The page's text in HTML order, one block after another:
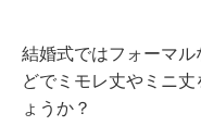
結婚式ではフォーマ
どでミモレ丈やミニ
ょうか？